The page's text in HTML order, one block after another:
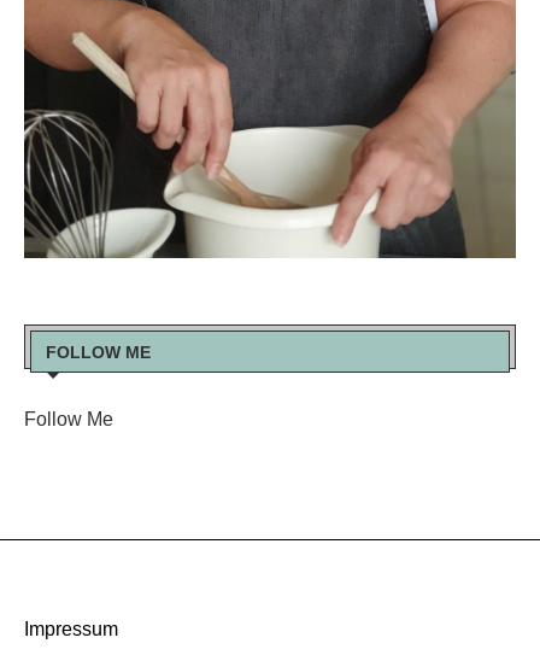
FOLLOW ME
Follow Me
Impressum